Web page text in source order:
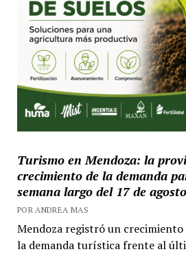
Turismo en Mendoza: la
crecimiento de la demanda
semana largo del 17 de agosto
POR ANDREA MAS
Mendoza registró un crecimiento
la demanda turística frente al